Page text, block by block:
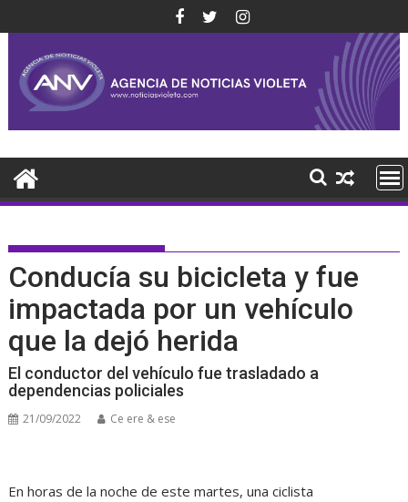
al
contenido
Conducía su bicicleta y fue
impactada por un vehículo
que la dejó herida
El conductor del vehículo fue trasladado a
dependencias policiales
21/09/2022 Ce ere & ese
En horas de la noche de este martes, una ciclista